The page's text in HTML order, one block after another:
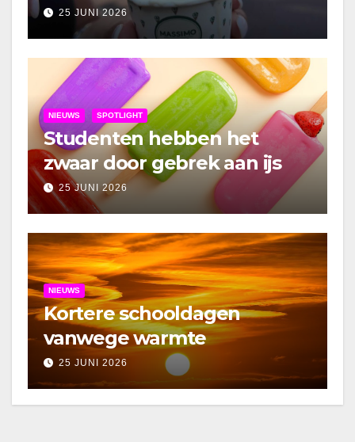
25 JUNI 2026
NIEUWS SPOTLIGHT
Studenten hebben het
zwaar door gebrek aan ijs
25 JUNI 2026
NIEUWS
Kortere schooldagen
vanwege warmte
25 JUNI 2026